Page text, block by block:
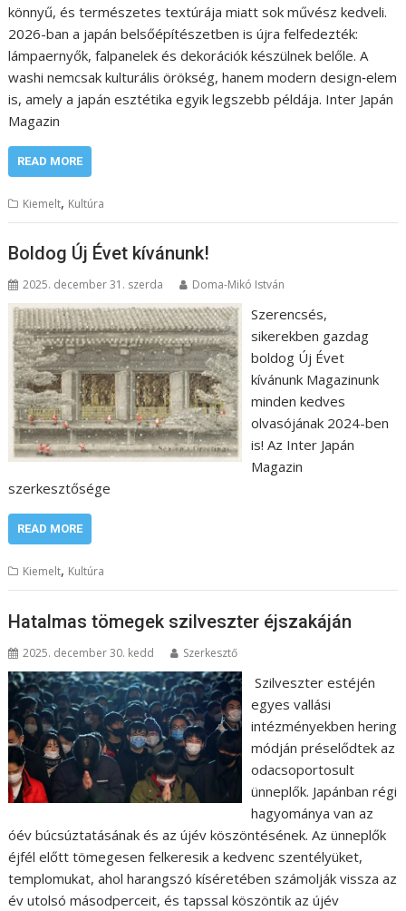
könnyű, és természetes textúrája miatt sok művész kedveli.
2026-ban a japán belsőépítészetben is újra felfedezték:
lámpaernyők, falpanelek és dekorációk készülnek belőle. A
washi nemcsak kulturális örökség, hanem modern design‑elem
is, amely a japán esztétika egyik legszebb példája. Inter Japán
Magazin
READ MORE
Kiemelt, Kultúra
Boldog Új Évet kívánunk!
2025. december 31. szerda Doma-Mikó István
Szerencsés,
sikerekben gazdag
boldog Új Évet
kívánunk Magazinunk
minden kedves
olvasójának 2024-ben
is! Az Inter Japán
Magazin
szerkesztősége
READ MORE
Kiemelt, Kultúra
Hatalmas tömegek szilveszter éjszakáján
2025. december 30. kedd Szerkesztő
Szilveszter estéjén
egyes vallási
intézményekben hering
módján préselődtek az
odacsoportosult
ünneplők. Japánban régi
hagyománya van az
óév búcsúztatásának és az újév köszöntésének. Az ünneplők
éjfél előtt tömegesen felkeresik a kedvenc szentélyüket,
templomukat, ahol harangszó kíséretében számolják vissza az
év utolsó másodperceit, és tapssal köszöntik az újév